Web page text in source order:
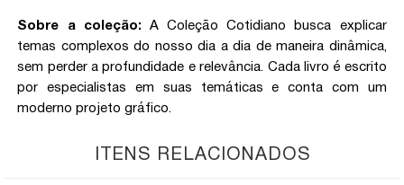
Sobre a coleção:A Coleção Cotidiano busca explicar
temas complexos do nosso dia a dia de maneira dinâmica,
sem perder a profundidade e relevância. Cada livro é escrito
por especialistas em suas temáticas e conta com um
moderno projeto gráfico.
ITENS RELACIONADOS